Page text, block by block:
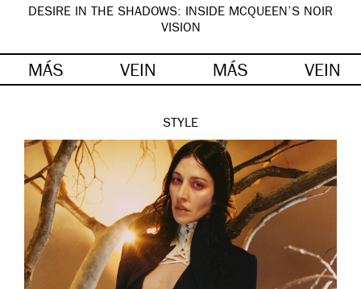
DESIRE IN THE SHADOWS: INSIDE MCQUEEN’S NOIR
VISION
MÁS VEIN MÁS VEIN
STYLE